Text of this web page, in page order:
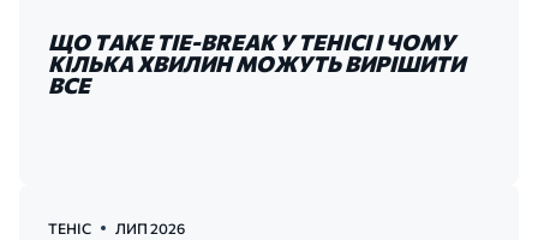
ЩО ТАКЕ TIE-BREAK У ТЕНІСІ І ЧОМУ
КІЛЬКА ХВИЛИН МОЖУТЬ ВИРІШИТИ
ВСЕ
ТЕНІС ЛИП 2026